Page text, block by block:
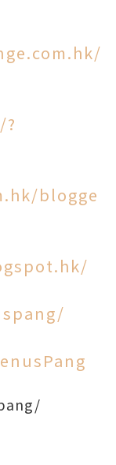
blogge